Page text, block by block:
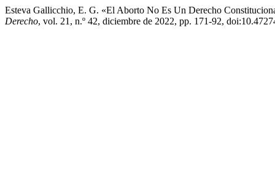
Esteva Gallicchio, E. G. «El Aborto No Es Un Derecho
Derecho, vol. 21, n.º 42, diciembre de 2022, pp. 171-92,